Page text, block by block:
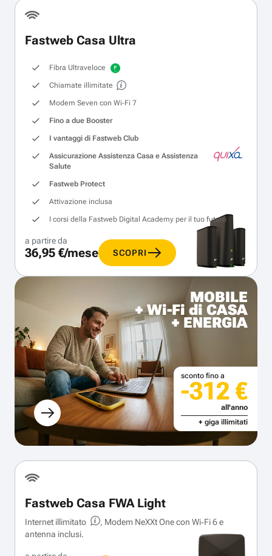
Fastweb Casa Ultra
Fibra Ultraveloce
Chiamate illimitate
Modem Seven con Wi‑Fi 7
Fino a due Booster
I vantaggi di Fastweb Club
Assicurazione Assistenza Casa e Assistenza
Salute
Fastweb Protect
Attivazione inclusa
I corsi della Fastweb Digital Academy per il tuo futuro
a partire da
36,95 €/mese SCOPRI
MOBILE
+ Wi-Fi di CASA
+ ENERGIA
sconto fino a
-312 €
all'anno
+ giga illimitati
Fastweb Casa FWA Light
Internet illimitato
, Modem NeXXt One con Wi‑Fi 6 e
antenna inclusi.